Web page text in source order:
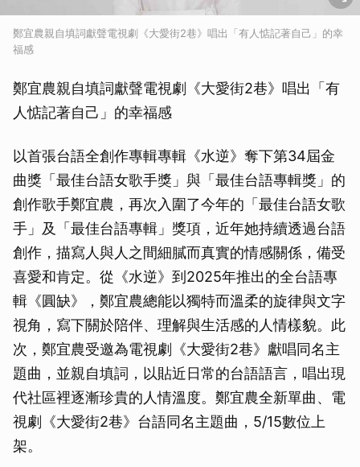
鄭宜農親自填詞獻聲電視劇《大愛街2巷》唱出「有人惦記著自己」的幸
福感
鄭宜農親自填詞獻聲電視劇《大愛街2巷》唱出「有
人惦記著自己」的幸福感
以首張台語全創作專輯專輯《水逆》奪下第34屆金
曲獎「最佳台語女歌手獎」與「最佳台語專輯獎」的
創作歌手鄭宜農，再次入圍了今年的「最佳台語女歌
手」及「最佳台語專輯」獎項，近年她持續透過台語
創作，描寫人與人之間細膩而真實的情感關係，備受
喜愛和肯定。從《水逆》到2025年推出的全台語專
輯《圓缺》，鄭宜農總能以獨特而溫柔的旋律與文字
視角，寫下關於陪伴、理解與生活感的人情樣貌。此
次，鄭宜農受邀為電視劇《大愛街2巷》獻唱同名主
題曲，並親自填詞，以貼近日常的台語語言，唱出現
代社區裡逐漸珍貴的人情溫度。鄭宜農全新單曲、電
視劇《大愛街2巷》台語同名主題曲，5/15數位上
架。